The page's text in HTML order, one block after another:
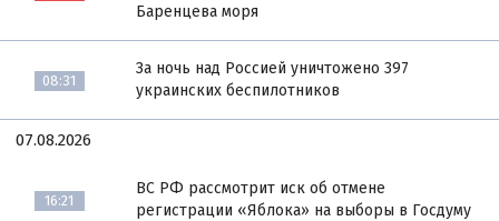
Баренцева моря
08:31
За ночь над Россией уничтожено 397
украинских беспилотников
07.08.2026
16:21
ВС РФ рассмотрит иск об отмене
регистрации «Яблока» на выборы в Госдуму